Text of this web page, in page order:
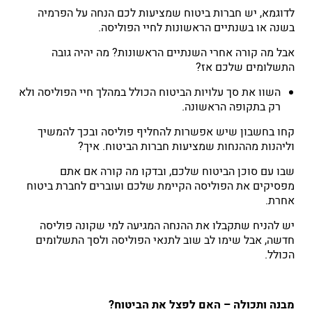
לדוגמא, יש חברות ביטוח שמציעות לכם הנחה על הפרמיה
בשנה או בשנתיים הראשונות לחיי הפוליסה.
אבל מה קורה אחרי השנתיים הראשונות? מה יהיה גובה
התשלומים שלכם אז?
השוו את סך עלויות הביטוח הכולל במהלך חיי הפוליסה ולא
רק בתקופה הראשונה.
קחו בחשבון שיש אפשרות להחליף פוליסה ובכך להמשיך
וליהנות מההנחות שמציעות חברות הביטוח. איך?
שבו עם סוכן הביטוח שלכם, ובדקו מה קורה אם אתם
מפסיקים את הפוליסה הקיימת שלכם ועוברים לחברת ביטוח
אחרת.
יש להניח שתקבלו את ההנחה המגיעה למי שקונה פוליסה
חדשה, אבל שימו לב שוב לתנאי הפוליסה ולסך התשלומים
הכולל.
מבנה ותכולה – האם לפצל את הביטוח?